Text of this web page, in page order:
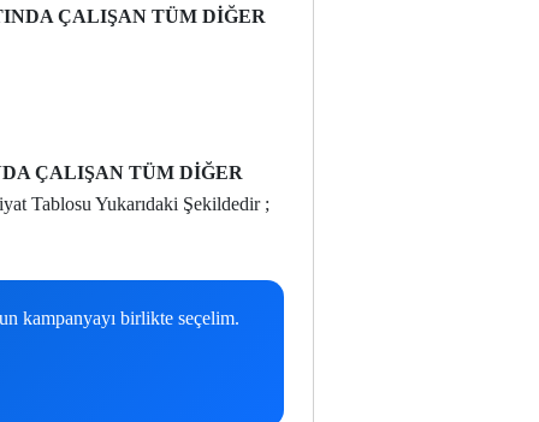
ÇALIŞAN TÜM DİĞER
ÇALIŞAN TÜM DİĞER
Tablosu Yukarıdaki Şekildedir ;
kampanyayı birlikte seçelim.